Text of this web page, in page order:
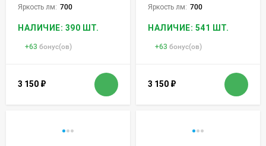
Яркость лм: 700
НАЛИЧИЕ: 390 ШТ.
+63 бонус(ов)
3 150 ₽
Яркость лм: 700
НАЛИЧИЕ: 541 ШТ.
+63 бонус(ов)
3 150 ₽